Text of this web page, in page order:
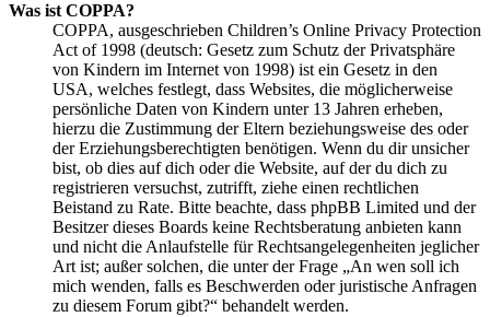
Was ist COPPA?
COPPA, ausgeschrieben Children’s Online Privacy Protection
Act of 1998 (deutsch: Gesetz zum Schutz der Privatsphäre
von Kindern im Internet von 1998) ist ein Gesetz in den
USA, welches festlegt, dass Websites, die möglicherweise
persönliche Daten von Kindern unter 13 Jahren erheben,
hierzu die Zustimmung der Eltern beziehungsweise des oder
der Erziehungsberechtigten benötigen. Wenn du dir unsicher
bist, ob dies auf dich oder die Website, auf der du dich zu
registrieren versuchst, zutrifft, ziehe einen rechtlichen
Beistand zu Rate. Bitte beachte, dass phpBB Limited und der
Besitzer dieses Boards keine Rechtsberatung anbieten kann
und nicht die Anlaufstelle für Rechtsangelegenheiten jeglicher
Art ist; außer solchen, die unter der Frage „An wen soll ich
mich wenden, falls es Beschwerden oder juristische Anfragen
zu diesem Forum gibt?“ behandelt werden.